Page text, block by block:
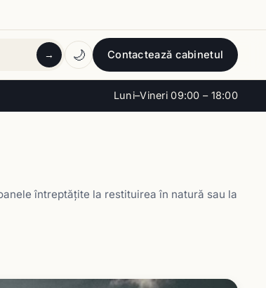
Luni–Vineri 09:00 – 18:00
→ 🌙 Contactează cabinetul
întreptățite la restituirea în natură sau la